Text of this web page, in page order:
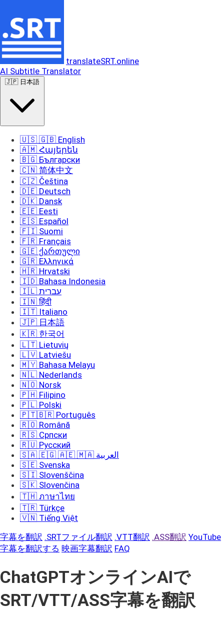
translateSRT.online
AI Subtitle Translator
🇯🇵 日本語
🇺🇸 🇬🇧 English
🇦🇲 Հայերեն
🇧🇬 Български
🇨🇳 简体中文
🇨🇿 Čeština
🇩🇪 Deutsch
🇩🇰 Dansk
🇪🇪 Eesti
🇪🇸 Español
🇫🇮 Suomi
🇫🇷 Français
🇬🇪 ქართული
🇬🇷 Ελληνικά
🇭🇷 Hrvatski
🇮🇩 Bahasa Indonesia
🇮🇱 עברית
🇮🇳 हिंदी
🇮🇹 Italiano
🇯🇵 日本語
🇰🇷 한국어
🇱🇹 Lietuvių
🇱🇻 Latviešu
🇲🇾 Bahasa Melayu
🇳🇱 Nederlands
🇳🇴 Norsk
🇵🇭 Filipino
🇵🇱 Polski
🇵🇹🇧🇷 Português
🇷🇴 Română
🇷🇸 Српски
🇷🇺 Русский
🇸🇦 🇪🇬 🇦🇪 🇲🇦 العربية
🇸🇪 Svenska
🇸🇮 Slovenščina
🇸🇰 Slovenčina
🇹🇭 ภาษาไทย
🇹🇷 Türkçe
🇻🇳 Tiếng Việt
字幕を翻訳 .SRTファイル翻訳 .VTT翻訳 .ASS翻訳 YouTube
字幕を翻訳する 映画字幕翻訳 FAQ
ChatGPTオンラインAIで
SRT/VTT/ASS字幕を翻訳